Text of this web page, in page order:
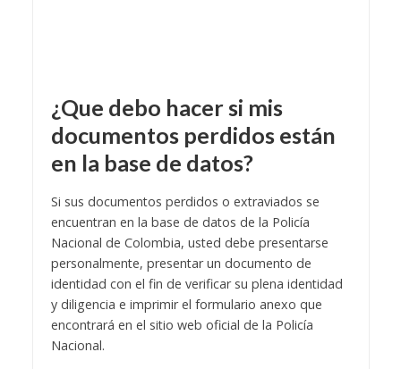
¿Que debo hacer si mis
documentos perdidos están
en la base de datos?
Si sus documentos perdidos o extraviados se
encuentran en la base de datos de la Policía
Nacional de Colombia, usted debe presentarse
personalmente, presentar un documento de
identidad con el fin de verificar su plena identidad
y diligencia e imprimir el formulario anexo que
encontrará en el sitio web oficial de la Policía
Nacional.